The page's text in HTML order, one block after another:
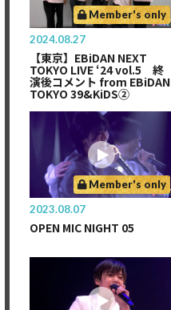
Member's only
2024.08.27
【東京】EBiDAN NEXT
TOKYO LIVE ‘24 vol.5 終
演後コメント from EBiDAN
TOKYO 39&KiDS②
Member's only
2023.08.07
OPEN MIC NIGHT 05